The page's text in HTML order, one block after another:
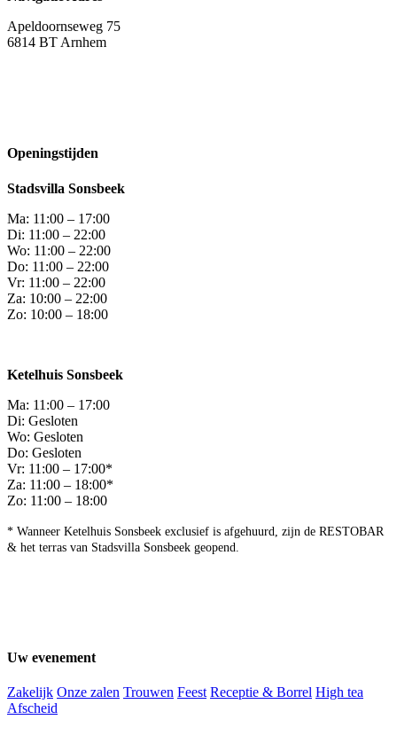
Apeldoornseweg 75
6814 BT Arnhem
Openingstijden
Stadsvilla Sonsbeek
Ma: 11:00 – 17:00
Di: 11:00 – 22:00
Wo: 11:00 – 22:00
Do: 11:00 – 22:00
Vr: 11:00 – 22:00
Za: 10:00 – 22:00
Zo: 10:00 – 18:00
Ketelhuis Sonsbeek
Ma: 11:00 – 17:00
Di: Gesloten
Wo: Gesloten
Do: Gesloten
Vr: 11:00 – 17:00*
Za: 11:00 – 18:00*
Zo: 11:00 – 18:00
* Wanneer Ketelhuis Sonsbeek exclusief is afgehuurd, zijn de RESTOBAR
& het terras van Stadsvilla Sonsbeek geopend.
Uw evenement
Zakelijk Onze zalen Trouwen Feest Receptie & Borrel High tea
Afscheid